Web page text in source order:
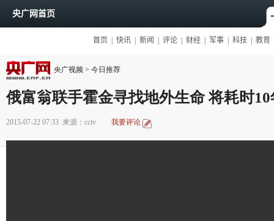
央广视频 > 今日推荐
俄富翁联手霍金寻找地外生命 将耗时10
2015-07-22 07:33 来源：cctv 我要评论